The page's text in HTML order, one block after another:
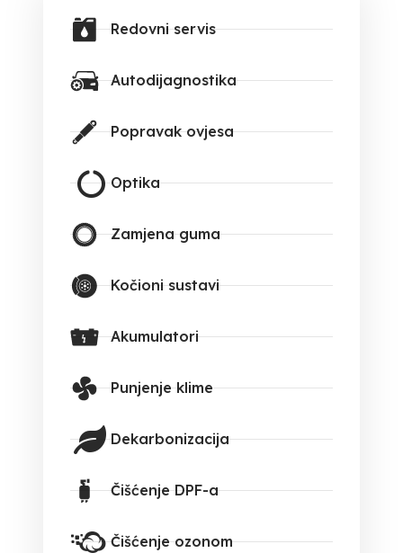
Redovni servis
Autodijagnostika
Popravak ovjesa
Optika
Zamjena guma
Kočioni sustavi
Akumulatori
Punjenje klime
Dekarbonizacija
Čišćenje DPF-a
Čišćenje ozonom